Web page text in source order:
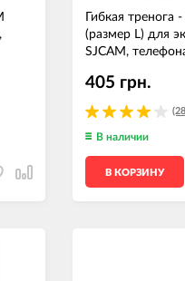
Гибкая тренога
(размер L) для
SJCAM,
405 грн.
В наличии
В КОРЗИНУ